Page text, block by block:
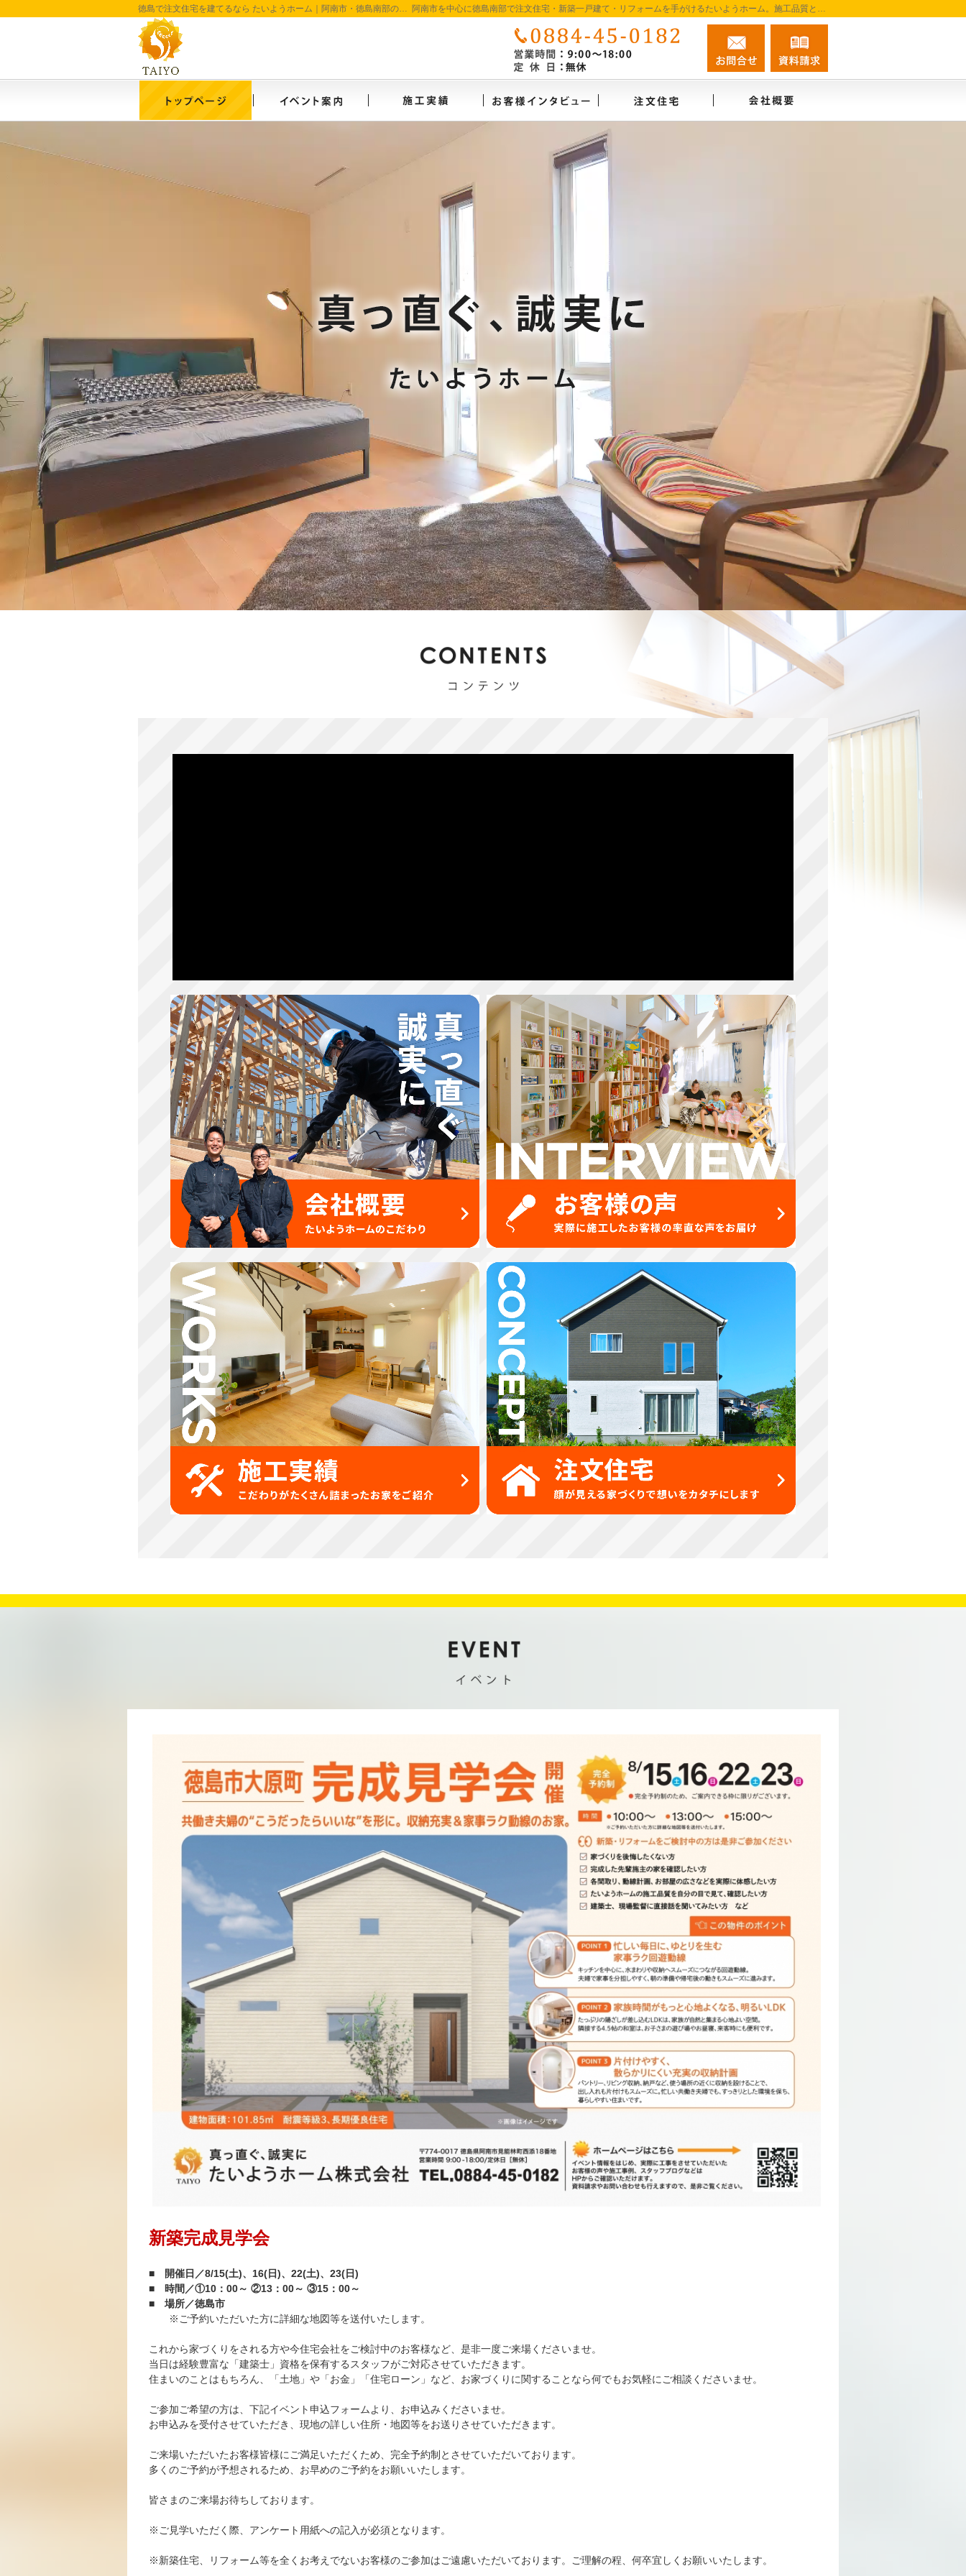
徳島で注文住宅を建てるなら たいようホーム｜阿南市・徳島南部の地域密着工務店 阿南市を中心に徳島南部で注文住宅・新築一戸建て・リフォームを手がけるたいようホーム。施工品質と誠実な対応を大切に、家づくりを一貫してサポートします。
徳島で注文住宅を建てるなら たいようホーム｜阿南市・徳島南部の地域密着工務店
新築完成見学会
■ 開催日／8/15(土)、16(日)、22(土)、23(日)
■ 時間／①10：00～ ②13：00～ ③15：00～
■ 場所／徳島市
※ご予約いただいた方に詳細な地図等を送付いたします。
これから家づくりをされる方や今住宅会社をご検討中のお客様など、是非一度ご来場くださいませ。
当日は経験豊富な「建築士」資格を保有するスタッフがご対応させていただきます。
住まいのことはもちろん、「土地」や「お金」「住宅ローン」など、お家づくりに関することなら何でもお気軽にご相談くださいませ。
ご参加ご希望の方は、下記イベント申込フォームより、お申込みくださいませ。
お申込みを受付させていただき、現地の詳しい住所・地図等をお送りさせていただきます。
ご来場いただいたお客様皆様にご満足いただくため、完全予約制とさせていただいております。
多くのご予約が予想されるため、お早めのご予約をお願いいたします。
皆さまのご来場お待ちしております。
※ご見学いただく際、アンケート用紙への記入が必須となります。
※新築住宅、リフォーム等を全くお考えでないお客様のご参加はご遠慮いただいております。ご理解の程、何卒宜しくお願いいたします。
0884-45-0182
営業時間9:00～18:00 定休日：無休